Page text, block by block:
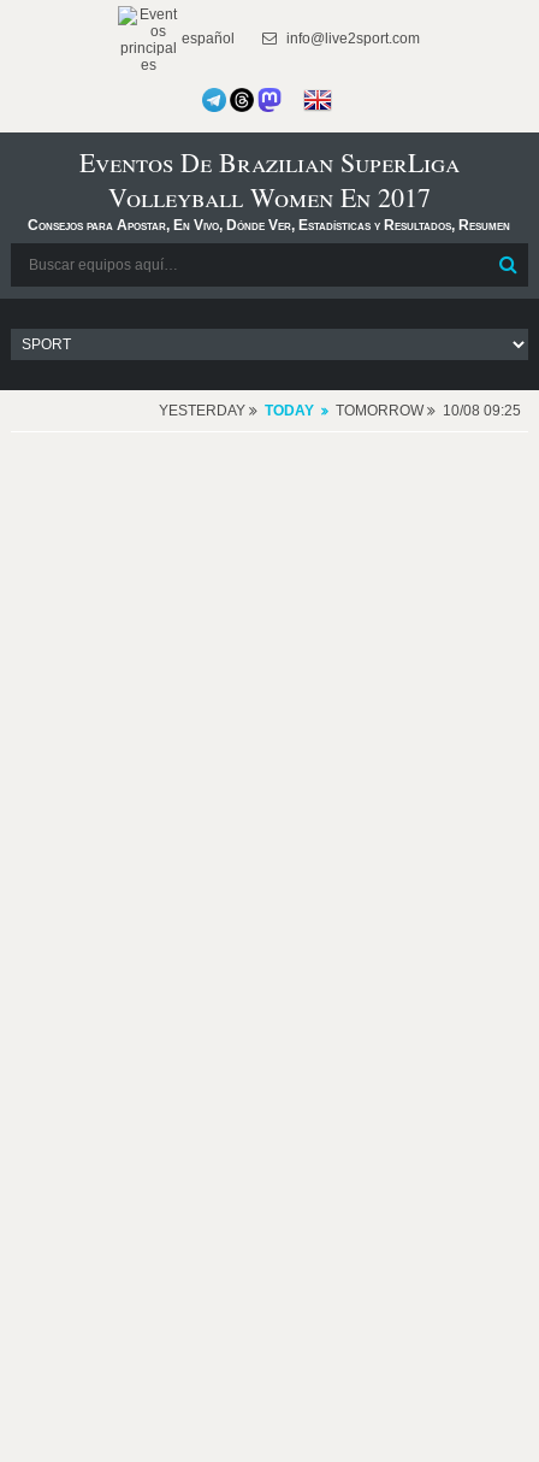
español info@live2sport.com
Eventos De Brazilian SuperLiga
Volleyball Women En 2017
Consejos para Apostar, En Vivo, Dónde Ver, Estadísticas y Resultados, Resumen
YESTERDAY TODAY TOMORROW 10/08 09:25